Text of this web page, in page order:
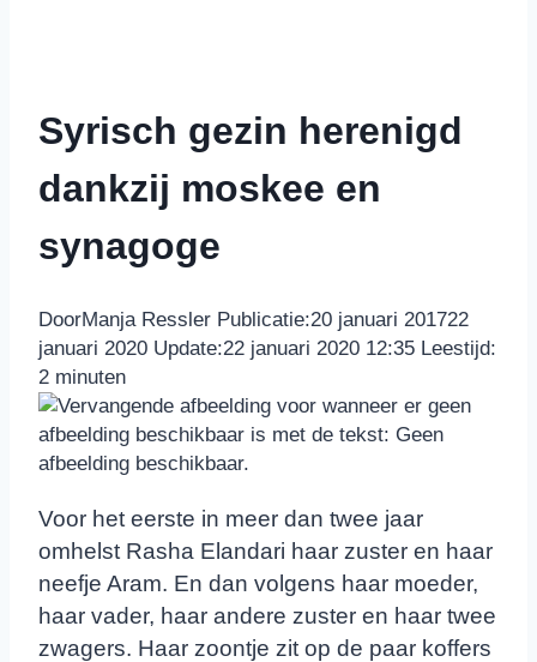
Syrisch gezin herenigd
dankzij moskee en
synagoge
DoorManja Ressler Publicatie:20 januari 201722
januari 2020 Update:22 januari 2020 12:35 Leestijd:
2 minuten
Voor het eerste in meer dan twee jaar
omhelst Rasha Elandari haar zuster en haar
neefje Aram. En dan volgens haar moeder,
haar vader, haar andere zuster en haar twee
zwagers. Haar zoontje zit op de paar koffers